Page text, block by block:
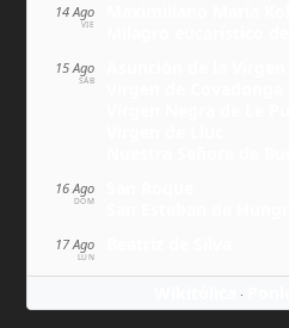
14 Ago
VIE
15 Ago
SÁB
16 Ago
DOM
17 Ago
LUN
·